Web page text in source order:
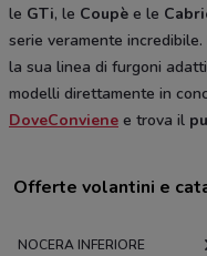
le GTi, le Coupè e le
serie veramente
la sua linea di furgoni
modelli direttamente in
DoveConviene e trova il
Offerte volantini e
NOCERA INFERIORE